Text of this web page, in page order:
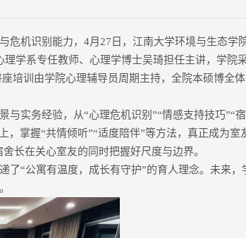
危机识别能力，4月27日，江南大学环境与生态学
学系专任教师、心理学博士吴琦担任主讲，学院
培训由学院心理辅导员周期主持，全院本硕博全
实务经验，从“心理危机识别”“情感支持技巧”“
掌握“共情倾听”“适度陪伴”等方法，真正成为室
长在关心室友的同时把握好尺度与边界。
了“公寓有温度，成长有守护”的育人理念。未来，